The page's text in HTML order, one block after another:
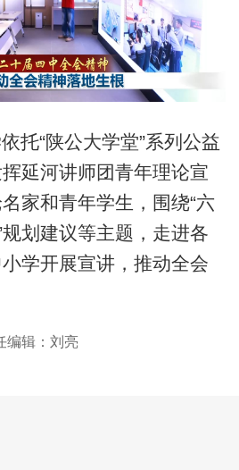
托“陕公大学堂”系列公益
延河讲师团青年理论宣
家和青年学生，围绕“六
规划建议等主题，走进各
学开展宣讲，推动全会
编辑：刘亮